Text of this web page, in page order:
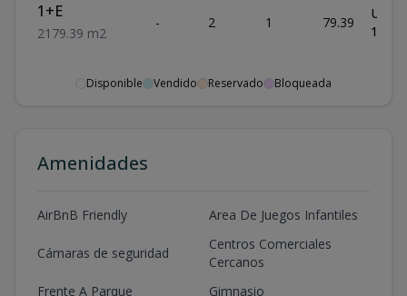
1+E
21 79.39 m2
- 2 1 79.39
US$
Disponible Vendido Reservado Bloqueada
Amenidades
AirBnB Friendly Area De Juegos Infantiles
Cámaras de seguridad
Centros Comerciales
Cercanos
Frente A Parque
Gimnasio